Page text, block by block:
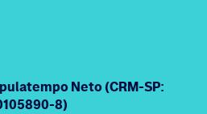
Neto (CRM-SP:
8)